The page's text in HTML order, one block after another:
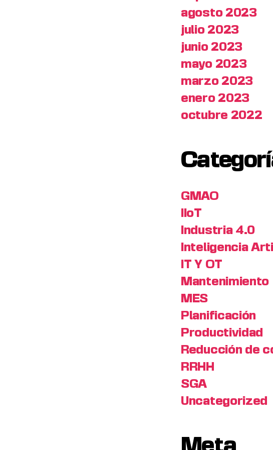
agosto 2023
julio 2023
junio 2023
mayo 2023
marzo 2023
enero 2023
octubre 2022
GMAO
IIoT
Industria 4.0
Inteligencia
IT Y OT
Mantenimiento
MES
Planificación
Productividad
Reducción de
RRHH
SGA
Uncategorized